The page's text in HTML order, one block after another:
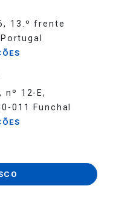
13.º frente
nº 12-E,
011 Funchal